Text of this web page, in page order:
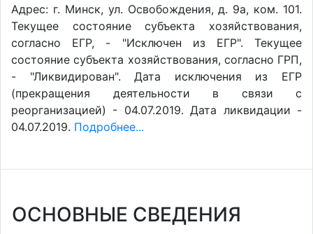
Адрес: г. Минск, ул. Освобождения, д. 9а, ком. 101.
Текущее состояние субъекта хозяйствования,
согласно ЕГР, - "Исключен из ЕГР". Текущее
состояние субъекта хозяйствования, согласно ГРП,
- "Ликвидирован". Дата исключения из ЕГР
(прекращения деятельности в связи с
реорганизацией) - 04.07.2019. Дата ликвидации -
04.07.2019. Подробнее...
ОСНОВНЫЕ СВЕДЕНИЯ